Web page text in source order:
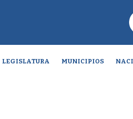
LEGISLATURA MUNICIPIOS